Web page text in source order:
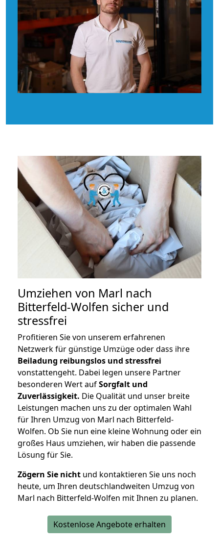
Umziehen von Marl nach
Bitterfeld-Wolfen sicher und
stressfrei
Profitieren Sie von unserem erfahrenen
Netzwerk für günstige Umzüge oder dass ihre
Beiladung reibungslos und stressfrei
vonstattengeht. Dabei legen unsere Partner
besonderen Wert aufSorgfalt und
Zuverlässigkeit. Die Qualität und unser breite
Leistungen machen uns zu der optimalen Wahl
für Ihren Umzug von Marl nach Bitterfeld-
Wolfen. Ob Sie nun eine kleine Wohnung oder ein
großes Haus umziehen, wir haben die passende
Lösung für Sie.
Zögern Sie nicht und kontaktieren Sie uns noch
heute, um Ihren deutschlandweiten Umzug von
Marl nach Bitterfeld-Wolfen mit Ihnen zu planen.
Kostenlose Angebote erhalten